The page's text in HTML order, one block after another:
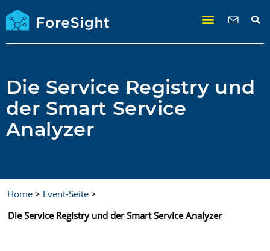
Die Service Registry und
der Smart Service
Analyzer
Home > Event-Seite >
Die Service Registry und der Smart Service Analyzer